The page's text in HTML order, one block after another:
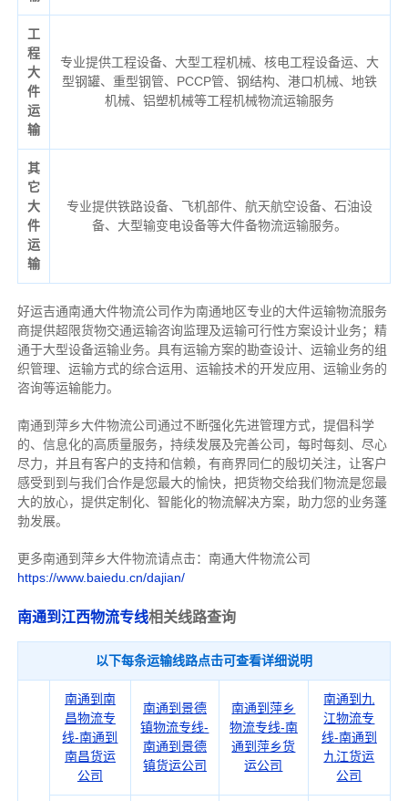
工
程
大
件
运
输
专业提供工程设备、大型工程机械、核电工程设备运、大
型钢罐、重型钢管、PCCP管、钢结构、港口机械、地铁
机械、铝塑机械等工程机械物流运输服务
其
它
大
件
运
输
专业提供铁路设备、飞机部件、航天航空设备、石油设
备、大型输变电设备等大件备物流运输服务。
好运吉通南通大件物流公司作为南通地区专业的大件运输物流服务
商提供超限货物交通运输咨询监理及运输可行性方案设计业务；精
通于大型设备运输业务。具有运输方案的勘查设计、运输业务的组
织管理、运输方式的综合运用、运输技术的开发应用、运输业务的
咨询等运输能力。
南通到萍乡大件物流公司通过不断强化先进管理方式，提倡科学
的、信息化的高质量服务，持续发展及完善公司，每时每刻、尽心
尽力， 并且有客户的支持和信赖，有商界同仁的殷切关注， 让客户
感受到到与我们合作是您最大的愉快，把货物交给我们物流是您最
大的放心， 提供定制化、智能化的物流解决方案，助力您的业务蓬
勃发展。
更多南通到萍乡大件物流请点击：南通大件物流公司
https://www.baiedu.cn/dajian/
南通到江西物流专线相关线路查询
以下每条运输线路点击可查看详细说明
南通到南
昌物流专
线-南通到
南昌货运
公司
南通到景德
镇物流专线-
南通到景德
镇货运公司
南通到萍乡
物流专线-南
通到萍乡货
运公司
南通到九
江物流专
线-南通到
九江货运
公司